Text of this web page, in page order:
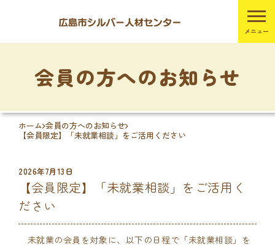
会員の方へのお知らせ
ホーム 会員の方へのお知らせ
【会員限定】「未就業相談」をご活用ください
2026年7月13日
【会員限定】「未就業相談」をご活用く
ださい
未就業の会員を対象に、以下の日程で「未就業相談」を